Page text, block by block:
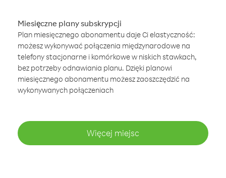
Miesięczne plany subskrypcji
Plan miesięcznego abonamentu daje Ci elastyczność:
możesz wykonywać połączenia międzynarodowe na
telefony stacjonarne i komórkowe w niskich stawkach,
bez potrzeby odnawiania planu. Dzięki planowi
miesięcznego abonamentu możesz zaoszczędzić na
wykonywanych połączeniach
Więcej miejsc